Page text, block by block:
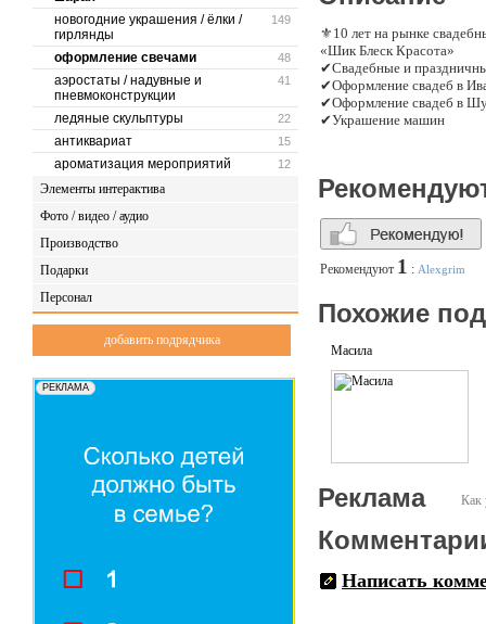
149
новогодние украшения / ёлки /
гирлянды
48
оформление свечами
41
аэростаты / надувные и
пневмоконструкции
22
ледяные скульптуры
15
антиквариат
12
ароматизация мероприятий
Элементы интерактива
Фото / видео / аудио
Производство
Подарки
Персонал
добавить подрядчика
⚜10 лет на рынке
«Шик Блеск Красота»
✔Свадебные и
✔Оформление свадеб в
✔Оформление свадеб в
✔Украшение машин
У нас есть
Рекомендуют 1 : Alexgrim
Похожие
Масила
Как
Реклама
Написать